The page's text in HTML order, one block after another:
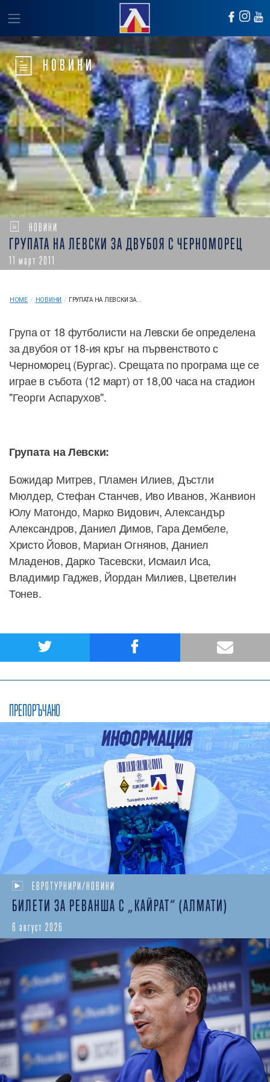
НОВИНИ
НОВИНИ
ГРУПАТА НА ЛЕВСКИ ЗА ДВУБОЯ С ЧЕРНОМОРЕЦ
11 март 2011
HOME / НОВИНИ / ГРУПАТА НА ЛЕВСКИ ЗА...
Група от 18 футболисти на Левски бе определена
за двубоя от 18-ия кръг на първенството с
Черноморец (Бургас). Срещата по програма ще се
играе в събота (12 март) от 18,00 часа на стадион
"Георги Аспарухов".
Групата на Левски:
Божидар Митрев, Пламен Илиев, Дъстли
Мюлдер, Стефан Станчев, Иво Иванов, Жанвион
Юлу Матондо, Марко Видович, Александър
Александров, Даниел Димов, Гара Дембеле,
Христо Йовов, Мариан Огнянов, Даниел
Младенов, Дарко Тасевски, Исмаил Иса,
Владимир Гаджев, Йордан Милиев, Цветелин
Тонев.
ПРЕПОРЪЧАНО
ЕВРОТУРНИРИ/НОВИНИ
БИЛЕТИ ЗА РЕВАНША С „КАЙРАТ“ (АЛМАТИ)
6 август 2026